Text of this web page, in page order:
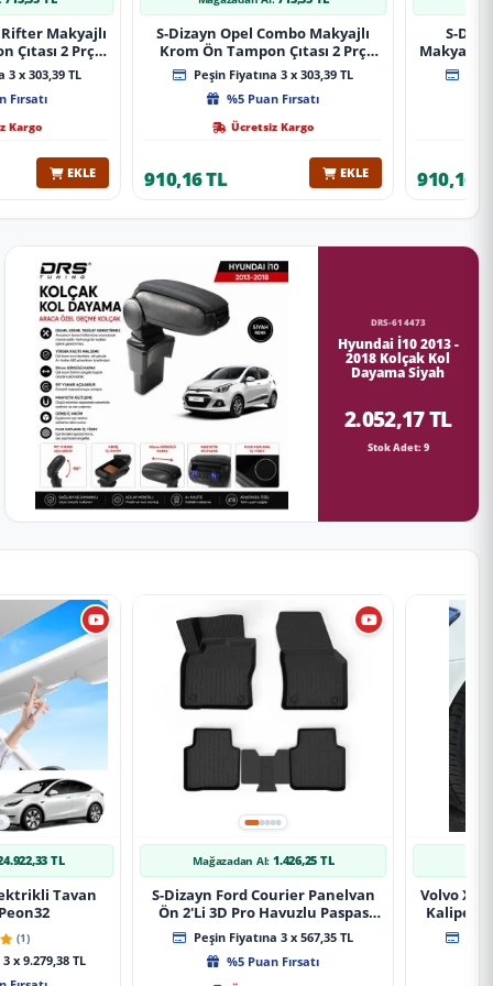
Makyajlı
Çıtası 2 Prç
Kalite
3 x 303,39 TL
Fırsatı
Kargo
EKLE
S-Dizayn Opel Combo Makyajlı
Krom Ön Tampon Çıtası 2 Prç
2023 Üzeri A+ Kalite
Peşin Fiyatına 3 x 303,39 TL
%5 Puan Fırsatı
Ücretsiz Kargo
910,16 TL EKLE
S-
Makyajlı
2 Prç
910,16
DRS-614473
Hyundai İ10 2013 -
2018 Kolçak Kol
Dayama Siyah
2.052,17 TL
Stok Adet: 9
TL
Tavan
(1)
x 9.279,38 TL
Mağazadan Al: 1.426,25 TL
S-Dizayn Ford Courier Panelvan
Ön 2'Li 3D Pro Havuzlu Paspas
2014-2024 A+ Kalite
Peşin Fiyatına 3 x 567,35 TL
%5 Puan Fırsatı
Volvo
Kaliper